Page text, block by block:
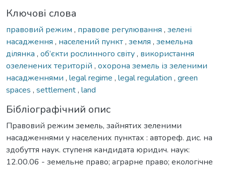
Ключові слова
правовий режим , правове регулювання , зелені
насадження , населений пункт, земля , земельна
ділянка , об’єкти рослинного світу, використання
озеленених територій , охорона земель із зеленими
насадженнями , legal regime , legal regulation , green
spaces , settlement, land
Бібліографічний опис
Правовий режим земель, зайнятих зеленими
насадженнями у населених пунктах : автореф. дис. на
здобуття наук. ступеня кандидата юридич. наук:
12.00.06 - земельне право; аграрне право; екологічне